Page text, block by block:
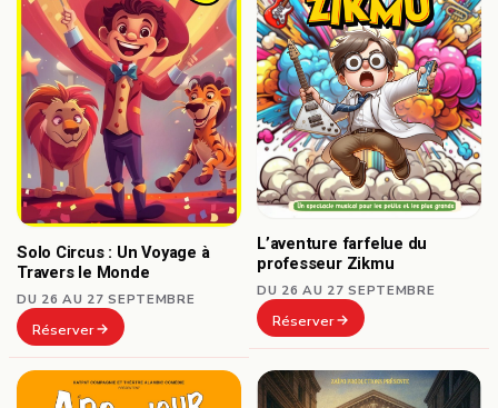
Solo Circus : Un Voyage à
Travers le Monde
DU 26 AU 27 SEPTEMBRE
Réserver
L’aventure farfelue du
professeur Zikmu
DU 26 AU 27 SEPTEMBRE
Réserver